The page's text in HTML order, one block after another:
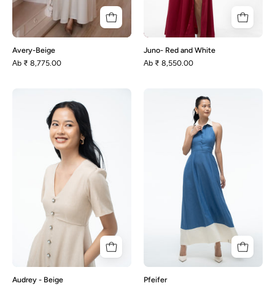
Avery-Beige
Аb ₹ 8,775.00
Juno- Red and White
Аb ₹ 8,550.00
-
Beige
Audrey - Beige
Pfeifer
Pfeifer